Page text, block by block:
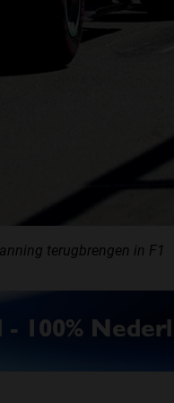
terugbrengen in F1